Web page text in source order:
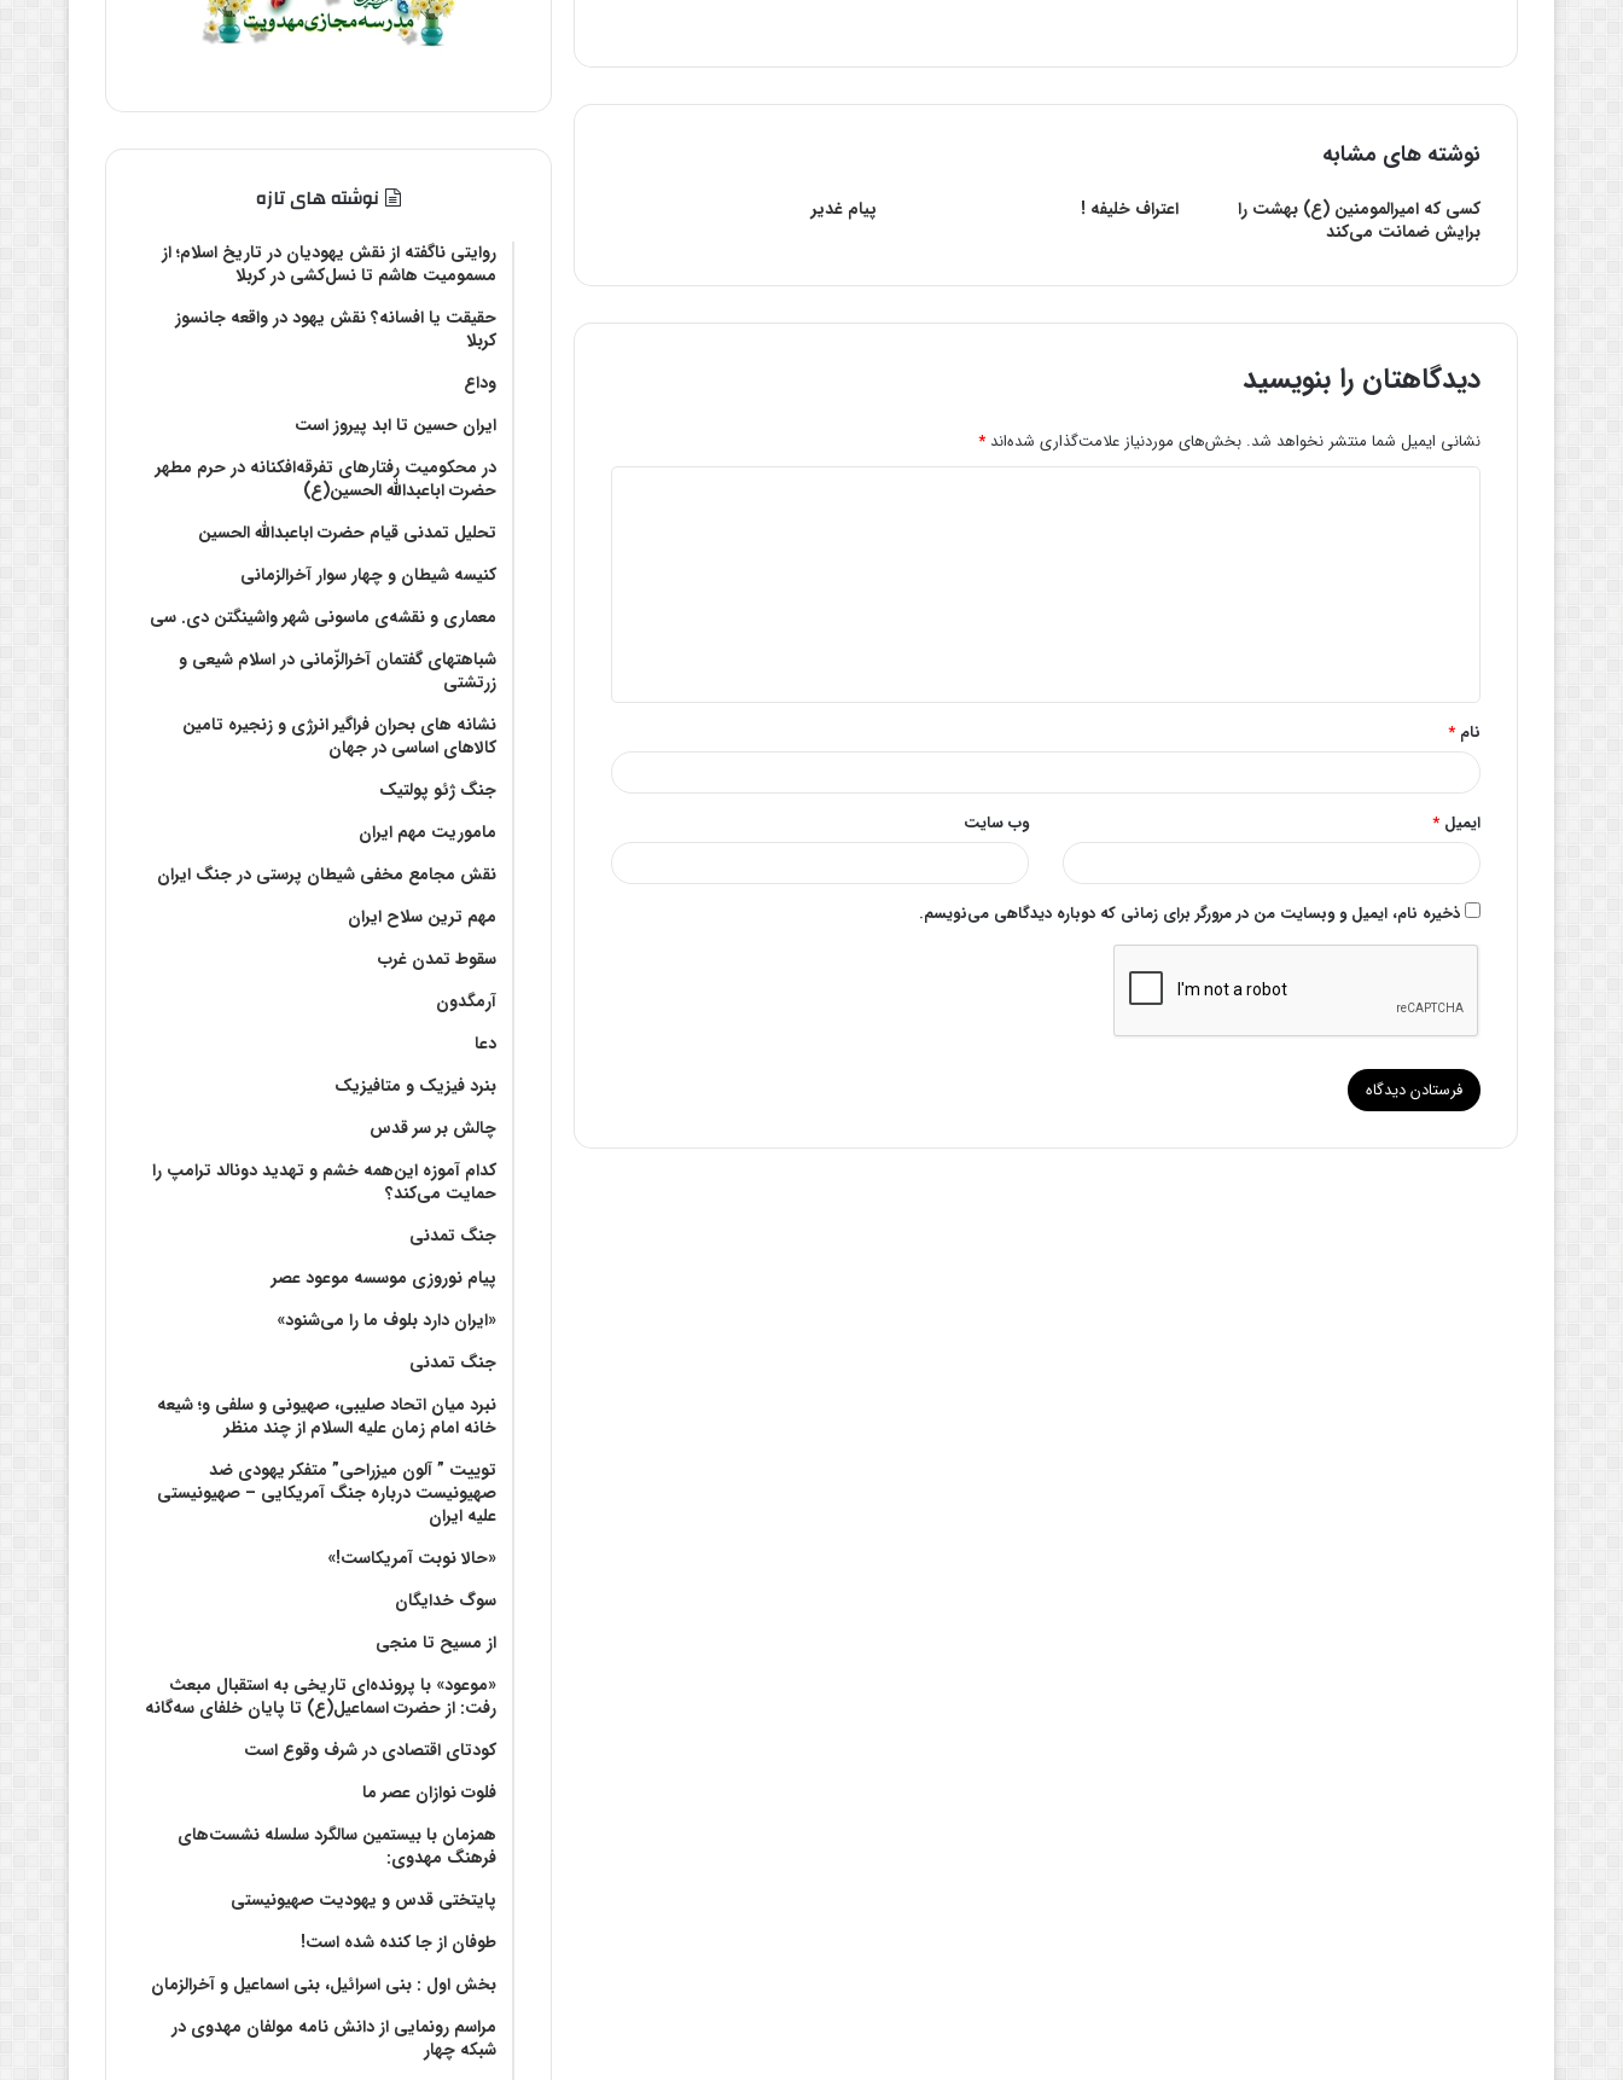
نوشته های مشابه
کسی که امیرالمومنین (ع) بهشت را
برایش ضمانت می‌کند
اعتراف خلیفه ! پیام غدیر
دیدگاهتان را بنویسید
نشانی ایمیل شما منتشر نخواهد شد. بخش‌های موردنیاز علامت‌گذاری شده‌اند *
*
نام *
ایمیل * وب‌ سایت
ذخیره نام، ایمیل و وبسایت من در مرورگر برای زمانی که دوباره دیدگاهی می‌نویسم.
نوشته های تازه
روایتی ناگفته از نقش یهودیان در تاریخ اسلام؛ از
مسمومیت هاشم تا نسل‌کشی در کربلا
حقیقت یا افسانه؟‌ نقش یهود در واقعه جانسوز
کربلا
وداع
ایران حسین تا ابد پیروز است
در محکومیت رفتارهای تفرقه‌افکنانه در حرم مطهر
حضرت اباعبدالله الحسین(ع)
تحلیل تمدنی قیام حضرت اباعبدالله الحسین
کنیسه شیطان و چهار سوار آخرالزمانی
معماری و نقشه‌ی ماسونی شهر واشينگتن دی. سی
شباهتهای گفتمان آخر‌الزّمانی در اسلام شیعی و
زرتشتی
نشانه های بحران فراگیر انرژی و زنجیره تامین
کالاهای اساسی در جهان
جنگ ژئو پولتیک
ماموریت مهم ایران
نقش مجامع مخفی شیطان پرستی در جنگ ایران
مهم ترین سلاح ایران
سقوط تمدن غرب
آرمگدون
دعا
بنرد فیزیک و متافیزیک
چالش بر سر قدس
کدام آموزه این‌همه خشم و تهدید دونالد ترامپ را
حمایت می‌کند؟
جنگ تمدنی
پیام نوروزی موسسه موعود عصر
«ایران دارد بلوف ما را می‌شنود»
جنگ تمدنی
نبرد میان اتحاد صلیبی، صهیونی و سلفی و؛ شیعه
خانه امام زمان علیه السلام از چند منظر
توییت ” آلون میزراحی” متفکر یهودی ضد
صهیونیست درباره جنگ آمریکایی – صهیونیستی
علیه ایران
«حالا نوبت آمریکاست!»
سوگ خدایگان
از مسیح تا منجی
«موعود» با پرونده‌ای تاریخی به استقبال مبعث
رفت: از حضرت اسماعیل(ع) تا پایان خلفای سه‌گانه
کودتای اقتصادی در شرف وقوع است
فلوت نوازان عصر ما
همزمان با بیستمین سالگرد سلسله نشست‌های
فرهنگ مهدوی:‌
پایتختی قدس و یهودیت صهیونیستی
طوفان از جا کنده شده است!
بخش اول : بنی اسرائیل، بنی اسماعیل و آخرالزمان
مراسم رونمایی از دانش نامه مولفان مهدوی در
شبکه چهار